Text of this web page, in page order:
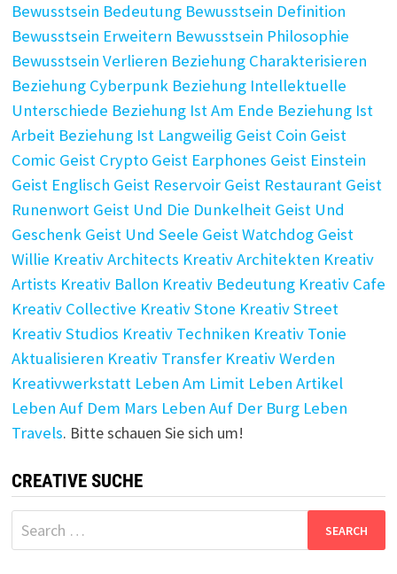
Bewusstsein Bedeutung Bewusstsein Definition
Bewusstsein Erweitern Bewusstsein Philosophie
Bewusstsein Verlieren Beziehung Charakterisieren
Beziehung Cyberpunk Beziehung Intellektuelle
Unterschiede Beziehung Ist Am Ende Beziehung Ist
Arbeit Beziehung Ist Langweilig Geist Coin Geist
Comic Geist Crypto Geist Earphones Geist Einstein
Geist Englisch Geist Reservoir Geist Restaurant Geist
Runenwort Geist Und Die Dunkelheit Geist Und
Geschenk Geist Und Seele Geist Watchdog Geist
Willie Kreativ Architects Kreativ Architekten Kreativ
Artists Kreativ Ballon Kreativ Bedeutung Kreativ Cafe
Kreativ Collective Kreativ Stone Kreativ Street
Kreativ Studios Kreativ Techniken Kreativ Tonie
Aktualisieren Kreativ Transfer Kreativ Werden
Kreativwerkstatt Leben Am Limit Leben Artikel
Leben Auf Dem Mars Leben Auf Der Burg Leben
Travels. Bitte schauen Sie sich um!
CREATIVE SUCHE
Search
for: